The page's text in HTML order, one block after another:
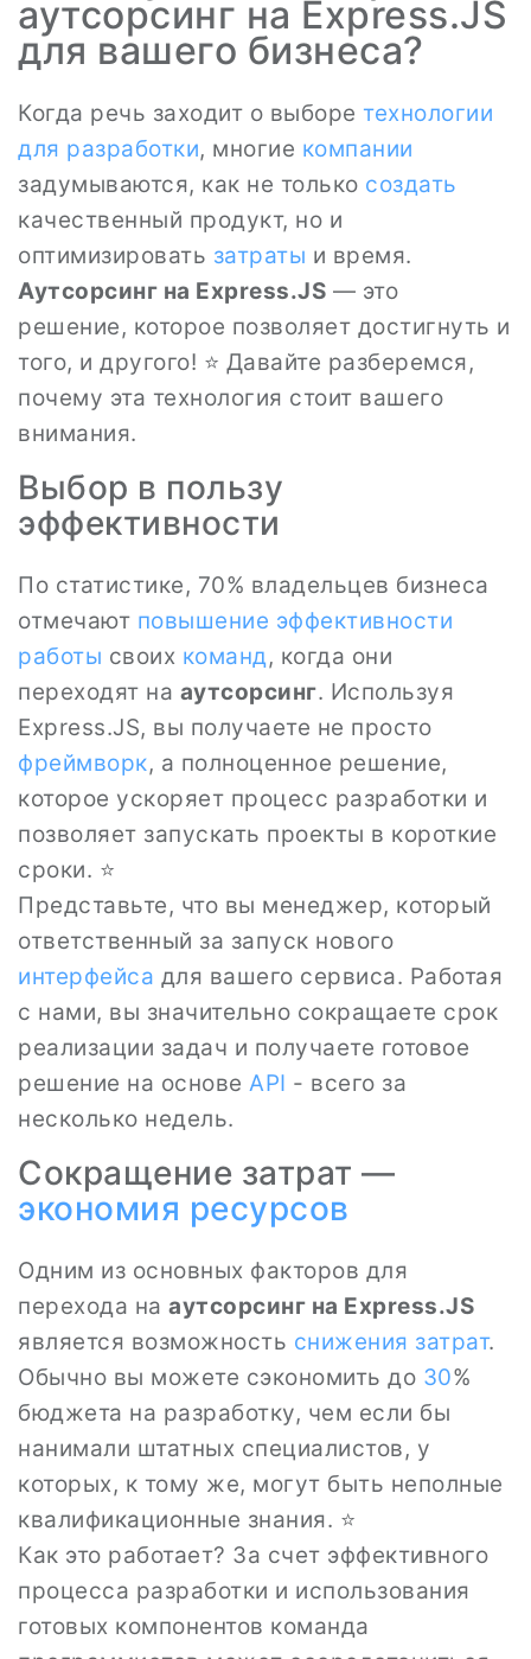
аутсорсинг на Express.JS
для вашего бизнеса?
Когда речь заходит о выборе технологии
для разработки, многие компании
задумываются, как не только создать
качественный продукт, но и
оптимизировать затраты и время.
Аутсорсинг на Express.JS — это
решение, которое позволяет достигнуть и
того, и другого! ⭐ Давайте разберемся,
почему эта технология стоит вашего
внимания.
Выбор в пользу
эффективности
По статистике, 70% владельцев бизнеса
отмечают повышение эффективности
работы своих команд, когда они
переходят на аутсорсинг. Используя
Express.JS, вы получаете не просто
фреймворк, а полноценное решение,
которое ускоряет процесс разработки и
позволяет запускать проекты в короткие
сроки. ⭐
Представьте, что вы менеджер, который
ответственный за запуск нового
интерфейса для вашего сервиса. Работая
с нами, вы значительно сокращаете срок
реализации задач и получаете готовое
решение на основе API - всего за
несколько недель.
Сокращение затрат —
экономия ресурсов
Одним из основных факторов для
перехода на аутсорсинг на Express.JS
является возможность снижения затрат.
Обычно вы можете сэкономить до 30%
бюджета на разработку, чем если бы
нанимали штатных специалистов, у
которых, к тому же, могут быть неполные
квалификационные знания. ⭐
Как это работает? За счет эффективного
процесса разработки и использования
готовых компонентов команда